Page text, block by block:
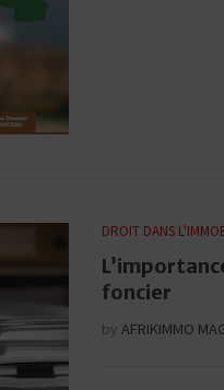
DROIT DANS
foncier
by AFRIKIMMO